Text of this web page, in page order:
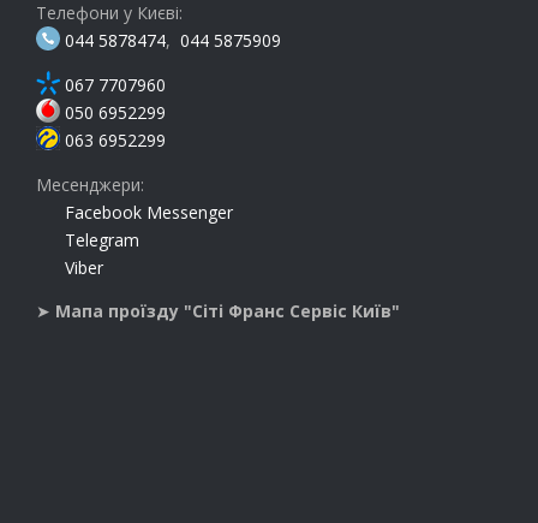
Телефони у Києві:
044 5878474, 044 5875909
067 7707960
050 6952299
063 6952299
Месенджери:
Facebook Messenger
Telegram
Viber
➤ Мапа проїзду "Сіті Франс Сервіс Київ"